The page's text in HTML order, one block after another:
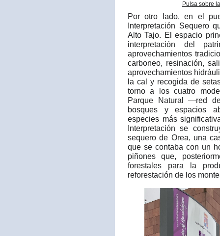
Pulsa sobre
Por otro lado, en el
Interpretación Sequero
Alto Tajo. El espacio
interpretación del
aprovechamientos
carboneo, resinación,
aprovechamientos
la cal y recogida de
torno a los cuatro
Parque Natural —red
bosques y espacios
especies más
Interpretación se
sequero de Orea, una
que se contaba con un
piñones que,
forestales para la
reforestación de los